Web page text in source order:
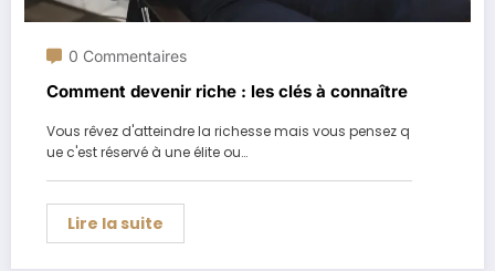
0 Commentaires
Comment devenir riche : les clés à connaître
Vous rêvez d'atteindre la richesse mais vous pensez q
ue c'est réservé à une élite ou…
Lire la suite